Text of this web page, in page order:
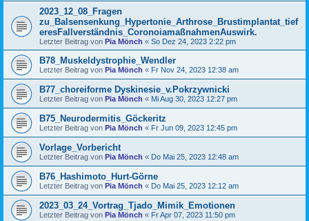
2023_12_08_Fragen
zu_Balsensenkung_Hypertonie_Arthrose_Brustimplantat_tief
eresFallverständnis_CoronoiamaßnahmenAuswirk.
Letzter Beitrag von Pia Mönch « So Dez 24, 2023 2:22 pm
B78_Muskeldystrophie_Wendler
Letzter Beitrag von Pia Mönch « Fr Nov 24, 2023 12:38 am
B77_choreiforme Dyskinesie_v.Pokrzywnicki
Letzter Beitrag von Pia Mönch « Mi Aug 30, 2023 12:27 pm
B75_Neurodermitis_Göckeritz
Letzter Beitrag von Pia Mönch « Fr Jun 09, 2023 12:45 pm
Vorlage_Vorbericht
Letzter Beitrag von Pia Mönch « Do Mai 25, 2023 12:48 am
B76_Hashimoto_Hurt-Görne
Letzter Beitrag von Pia Mönch « Do Mai 25, 2023 12:12 am
2023_03_24_Vortrag_Tjado_Mimik_Emotionen
Letzter Beitrag von Pia Mönch « Fr Apr 07, 2023 11:50 pm